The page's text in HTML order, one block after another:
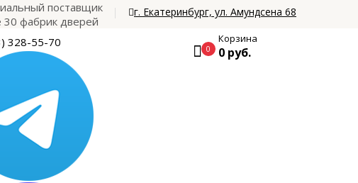
поставщик
30 фабрик дверей
г. Екатеринбург, ул. Амундсена 68
328-55-70 0
Корзина
0 руб.